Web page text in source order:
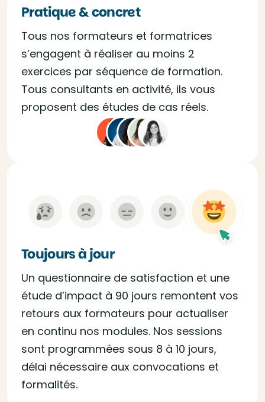
Pratique & concret
Tous nos formateurs et formatrices
s’engagent à réaliser au moins 2
exercices par séquence de formation.
Tous consultants en activité, ils vous
proposent des études de cas réels.
Toujours à jour
Un questionnaire de satisfaction et une
étude d’impact à 90 jours remontent vos
retours aux formateurs pour actualiser
en continu nos modules. Nos sessions
sont programmées sous 8 à 10 jours,
délai nécessaire aux convocations et
formalités.